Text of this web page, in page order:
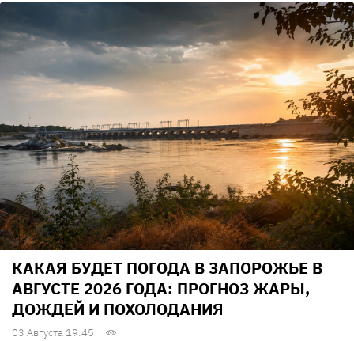
КАКАЯ БУДЕТ ПОГОДА В ЗАПОРОЖЬЕ В
АВГУСТЕ 2026 ГОДА: ПРОГНОЗ ЖАРЫ,
ДОЖДЕЙ И ПОХОЛОДАНИЯ
03 Августа 19:45